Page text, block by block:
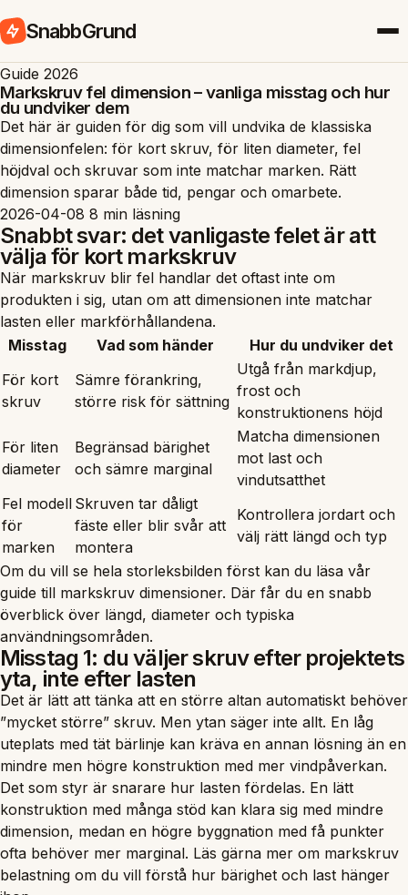
SnabbGrund
Guide 2026
Markskruv fel dimension – vanliga misstag och hur
du undviker dem
Det här är guiden för dig som vill undvika de klassiska
dimensionfelen: för kort skruv, för liten diameter, fel
höjdval och skruvar som inte matchar marken. Rätt
dimension sparar både tid, pengar och omarbete.
2026-04-08 8 min läsning
Snabbt svar: det vanligaste felet är att
välja för kort markskruv
När markskruv blir fel handlar det oftast inte om
produkten i sig, utan om att dimensionen inte matchar
lasten eller markförhållandena.
Misstag
Vad som händer
Hur du undviker det
För kort
skruv
Sämre förankring,
större risk för sättning
Utgå från markdjup,
frost och
konstruktionens höjd
För liten
diameter
Begränsad bärighet
och sämre marginal
Matcha dimensionen
mot last och
vindutsatthet
Fel modell
för
marken
Skruven tar dåligt
fäste eller blir svår att
montera
Kontrollera jordart och
välj rätt längd och typ
Om du vill se hela storleksbilden först kan du läsa vår
guide till markskruv dimensioner. Där får du en snabb
överblick över längd, diameter och typiska
användningsområden.
Misstag 1: du väljer skruv efter projektets
yta, inte efter lasten
Det är lätt att tänka att en större altan automatiskt behöver
”mycket större” skruv. Men ytan säger inte allt. En låg
uteplats med tät bärlinje kan kräva en annan lösning än en
mindre men högre konstruktion med mer vindpåverkan.
Det som styr är snarare hur lasten fördelas. En lätt
konstruktion med många stöd kan klara sig med mindre
dimension, medan en högre byggnation med få punkter
ofta behöver mer marginal. Läs gärna mer om markskruv
belastning om du vill förstå hur bärighet och last hänger